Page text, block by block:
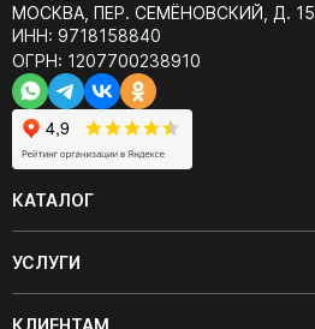
МОСКВА, ПЕР. СЕМЁНОВСКИЙ, Д. 15
ИНН: 9718158840
ОГРН: 1207700238910
КАТАЛОГ
УСЛУГИ